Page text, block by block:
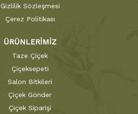
Gizlilik Sözleşmesi
Çerez Politikası
ÜRÜNLERİMİZ
Taze Çiçek
Çiçeksepeti
Salon Bitkileri
Çiçek Gönder
Çiçek Siparişi